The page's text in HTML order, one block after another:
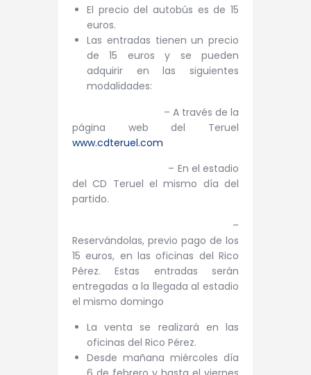
El precio del autobús es de 15
euros.
Las entradas tienen un precio
de 15 euros y se pueden
adquirir en las siguientes
modalidades:
– A través de la
página web del Teruel
www.cdteruel.com
– En el estadio
del CD Teruel el mismo día del
partido.
–
Reservándolas, previo pago de los
15 euros, en las oficinas del Rico
Pérez. Estas entradas serán
entregadas a la llegada al estadio
el mismo domingo
La venta se realizará en las
oficinas del Rico Pérez.
Desde mañana miércoles día